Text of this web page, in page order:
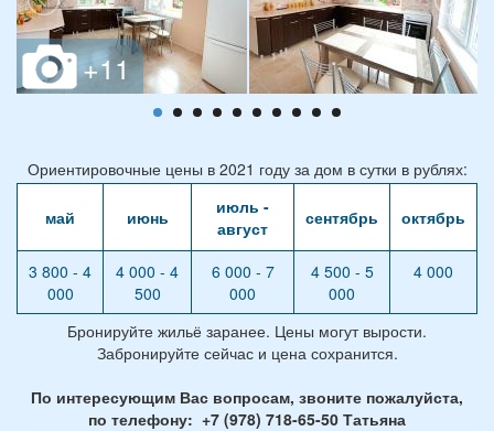
Ориентировочные цены в 2021 году за дом в сутки в рублях:
май июнь
июль -
август
сентябрь октябрь
3 800 - 4
000
4 000 - 4
500
6 000 - 7
000
4 500 - 5
000
4 000
Бронируйте жильё заранее. Цены могут вырости.
Забронируйте сейчас и цена сохранится.
По интересующим Вас вопросам, звоните пожалуйста,
по телефону: +7 (978) 718-65-50 Татьяна